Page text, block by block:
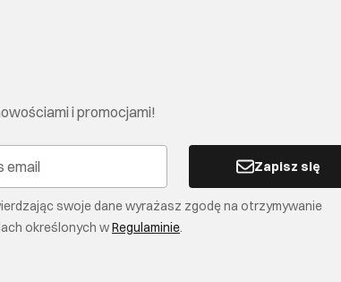
i promocjami!
Zapisz się
swoje dane wyrażasz zgodę na otrzymywanie
określonych wRegulaminie.